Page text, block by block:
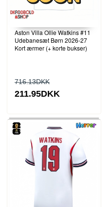
Aston Villa Ollie Watkins #11
Udebanesæt Børn 2026-27
Kort ærmer (+ korte bukser)
716.13DKK
211.95DKK